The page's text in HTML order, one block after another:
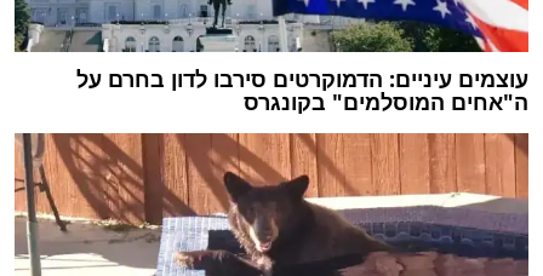
עוצמים עיניים: הדמוקרטים סירבו לדון בחרם על
ה"אחים המוסלמים" בקונגרס